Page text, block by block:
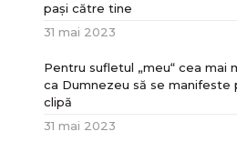
paşi către tine
31 mai 2023
Pentru sufletul „meu“ cea mai
ca Dumnezeu să se manifeste
clipă
31 mai 2023